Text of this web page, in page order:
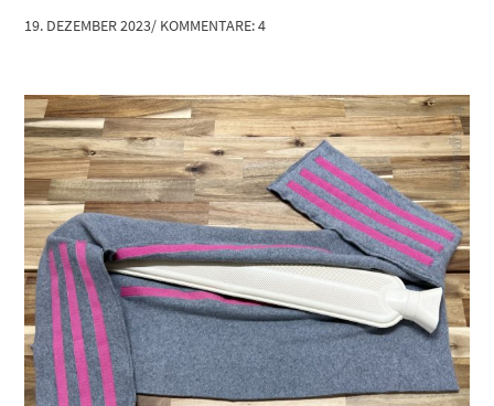
19. DEZEMBER 2023/ KOMMENTARE: 4